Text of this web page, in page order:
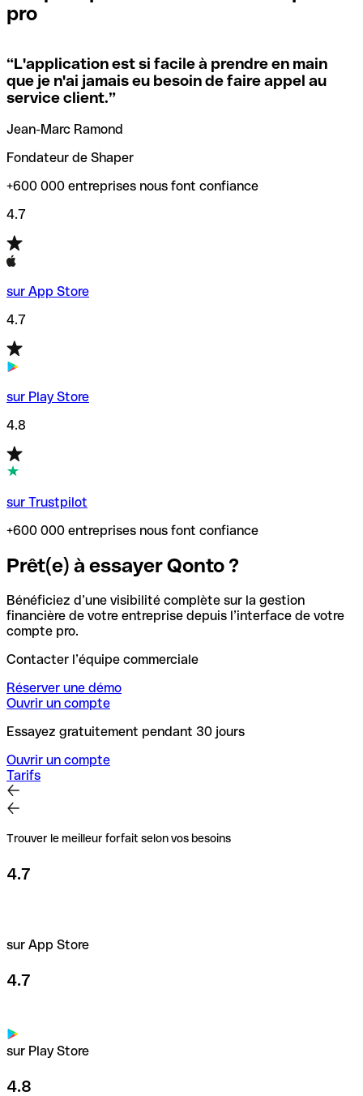
locales.
Si vous n'êtes pas sûr du code SWIFT que vous devriez
utiliser, nous avons développé un outil de recherche de
codes SWIFT par nom de banque.
vérification/recherche de codes SWIFT. Ainsi, vous pouvez
trouver et vérifier vos codes SWIFT avant de réaliser vos
transferts d’argent.
pro
“L'application est si facile à prendre en main
que je n'ai jamais eu besoin de faire appel au
service client.”
Jean-Marc Ramond
Fondateur de Shaper
+600 000 entreprises nous font confiance
4.7
sur App Store
4.7
sur Play Store
4.8
sur Trustpilot
+600 000 entreprises nous font confiance
Prêt(e) à essayer Qonto ?
Bénéficiez d’une visibilité complète sur la gestion
financière de votre entreprise depuis l’interface de votre
compte pro.
Contacter l’équipe commerciale
Réserver une démo
Ouvrir un compte
Essayez gratuitement pendant 30 jours
Ouvrir un compte
Tarifs
Trouver le meilleur forfait selon vos besoins
4.7
sur App Store
4.7
sur Play Store
4.8